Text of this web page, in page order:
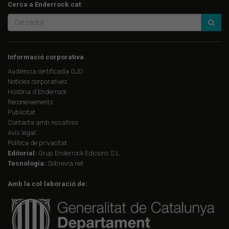
Cerca a Enderrock.cat:
Informació corporativa
Audiència certificada OJD
Notícies corporatives
Història d'Enderrock
Reconeixements
Publicitat
Contacta amb nosaltres
Avís legal
Política de privacitat
Editorial: Grup Enderrock Edicions S.L.
Tecnologia: Sobrevia.net
Amb la col·laboració de: